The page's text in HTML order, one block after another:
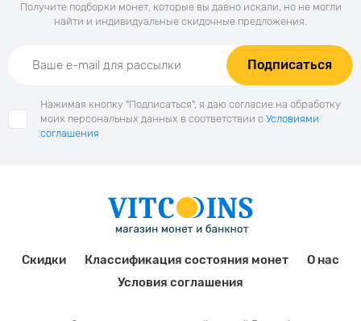
Получите подборки монет, которые вы давно искали, но не могли
найти и индивидуальные скидочные предложения.
Подписаться
Нажимая кнопку "Подписаться", я даю согласие на обработку
моих персональных данных в соответствии с Условиями
соглашения
Скидки Классификация состояния монет
О нас
Условия соглашения